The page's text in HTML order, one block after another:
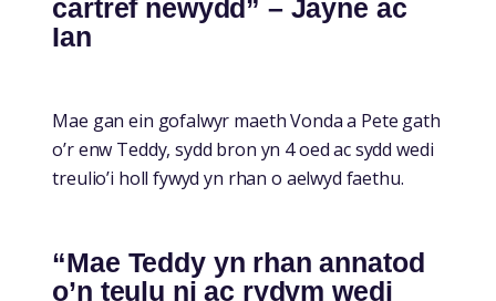
cartref newydd” – Jayne ac
Ian
Mae gan ein gofalwyr maeth Vonda a Pete gath
o’r enw Teddy, sydd bron yn 4 oed ac sydd wedi
treulio’i holl fywyd yn rhan o aelwyd faethu.
“Mae Teddy yn rhan annatod
o’n teulu ni ac rydym wedi